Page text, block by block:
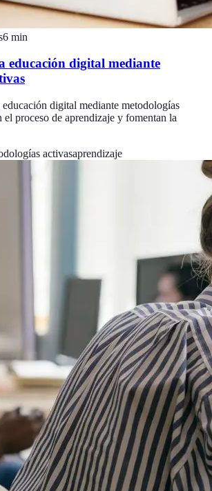
6 min
educación digital mediante
digital mediante metodologías
el proceso de aprendizaje y fomentan la
activasaprendizaje